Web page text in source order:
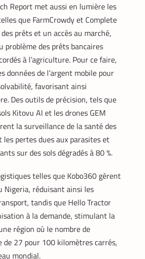
Report met aussi en lumière les
que FarmCrowdy et Complete
prêts et un accès au marché,
problème des prêts bancaires
à l’agriculture. Pour ce faire,
données de l’argent mobile pour
favorisant ainsi
Des outils de précision, tels que
Kitovu AI et les drones GEM
la surveillance de la santé des
pertes dues aux parasites et
sur des sols dégradés à 80 %.
telles que Kobo360 gèrent
Nigeria, réduisant ainsi les
tandis que Hello Tractor
à la demande, stimulant la
région où le nombre de
de 27 pour 100 kilomètres carrés,
mondial.